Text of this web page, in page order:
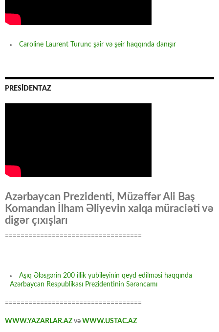
Caroline Laurent Turunc şair və şeir haqqında danışır
PRESİDENTAZ
Azərbaycan Prezidenti, Müzəffər Ali Baş
Komandan İlham Əliyevin xalqa müraciəti və
digər çıxışları
===================================
Aşıq Ələsgərin 200 illik yubileyinin qeyd edilməsi haqqında
Azərbaycan Respublikası Prezidentinin Sərəncamı
===================================
WWW.YAZARLAR.AZ və WWW.USTAC.AZ